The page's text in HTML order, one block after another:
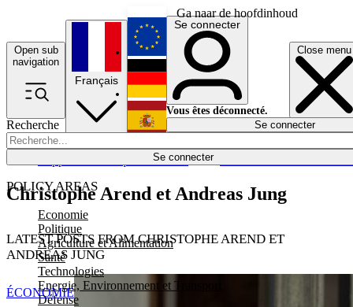
Ga naar de hoofdinhoud
Open sub
navigation
Close menu
Recherche
Se connecter
POLICY AREAS
Economie
Politique
Agriculture et Alimentation
Santé
Technologies
Energie, Environnement et Transport
Défense
Économie
Français
English
Deutsch
Español
Se connecter
Vous êtes déconnecté.
Se connecter
Christophe Arend et Andreas Jung
LATEST POSTS FROM CHRISTOPHE AREND ET
ANDREAS JUNG
ÉCONOMIE